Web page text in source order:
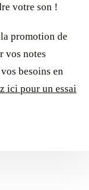
votre son !
promotion de
vos notes
besoins en
ici pour un essai